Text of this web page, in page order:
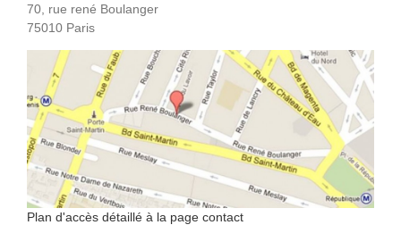
70, rue rené Boulanger
75010 Paris
Plan d'accès détaillé à la page contact